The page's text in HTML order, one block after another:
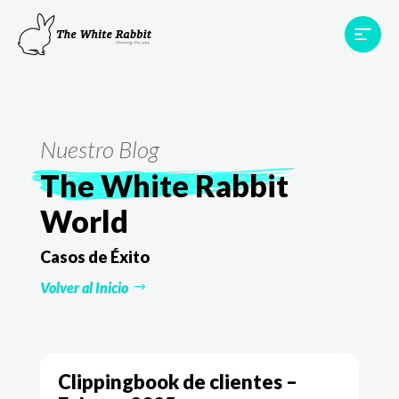
Proyectos
Testimonios
Nuestro Blog
The White Rabbit
World
Casos de Éxito
Volver al Inicio
Clippingbook de clientes –